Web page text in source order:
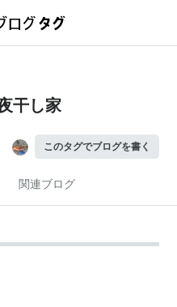
干し家
このタグでブログを書く
関連ブログ